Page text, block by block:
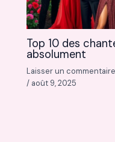
Top 10 des
absolument
Laisser un commentaire
/ août 9, 2025